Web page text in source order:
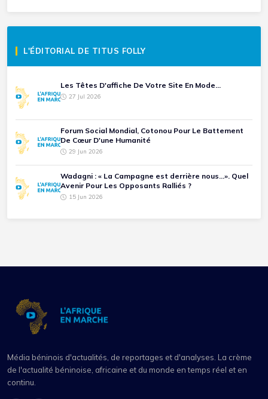
L'ÉDITORIAL DE TITUS FOLLY
Les Têtes D'affiche De Votre Site En Mode...
27 Jul 2026
Forum Social Mondial, Cotonou Pour Le Battement
De Cœur D'une Humanité
29 Jun 2026
Wadagni : « La Campagne est derrière nous...». Quel
Avenir Pour Les Opposants Ralliés ?
15 Jun 2026
Média béninois d'actualités, de reportages et d'analyses. La crème
de l'actualité béninoise, africaine et du monde en temps réel et en
continu.